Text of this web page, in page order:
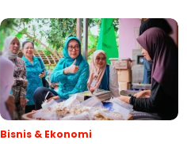
Bisnis & Ekonomi